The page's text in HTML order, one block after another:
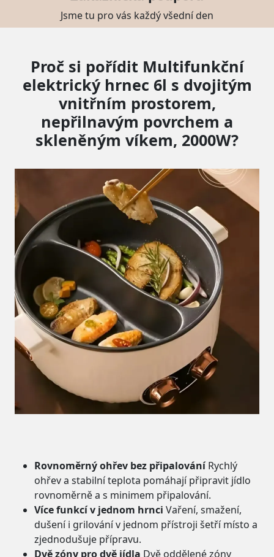
Jsme tu pro vás každý všední den
Proč si pořídit Multifunkční
elektrický hrnec 6l s dvojitým
vnitřním prostorem,
nepřilnavým povrchem a
skleněným víkem, 2000W?
Rovnoměrný ohřev bez připalováníRychlý
ohřev a stabilní teplota pomáhají připravit jídlo
rovnoměrně a s minimem připalování.
Více funkcí v jednom hrnci Vaření, smažení,
dušení i grilování v jednom přístroji šetří místo a
zjednodušuje přípravu.
Dvě zóny pro dvě jídla Dvě oddělené zóny